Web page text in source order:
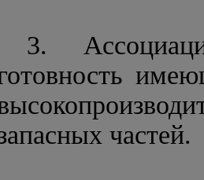
3.
частей.